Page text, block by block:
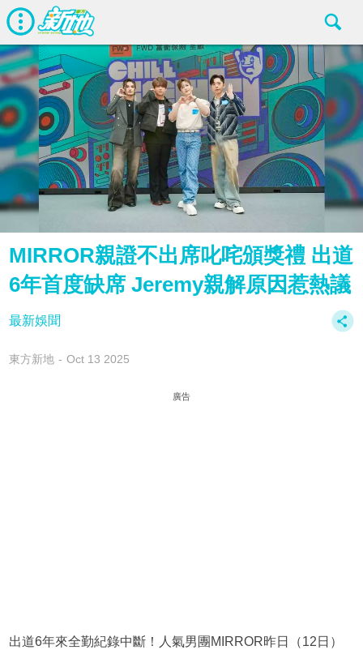
MIRROR親證不出席叱咤頒獎禮 出道
6年首度缺席 Jeremy親解原因惹熱議
最新娛聞
東方新地 Oct 13 2025
廣告
出道6年來全勤紀錄中斷！人氣男團MIRROR昨日（12日）